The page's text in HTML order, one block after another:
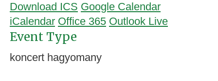
Download ICS Google Calendar
iCalendar Office 365 Outlook Live
Event Type
koncert hagyomany